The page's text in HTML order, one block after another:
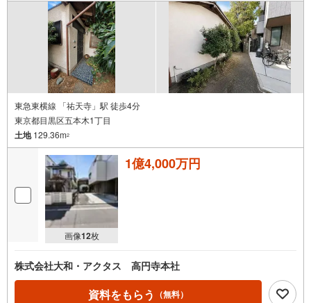
東急東横線 「祐天寺」駅 徒歩4分
東京都目黒区五本木1丁目
土地129.36m2
画像12枚
1億4,000万円
株式会社大和・アクタス 高円寺本社
資料をもらう （無料）